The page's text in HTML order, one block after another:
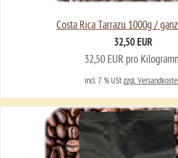
Costa Rica Tarrazu 1000g /
32,50 EUR
32,50 EUR pro
incl. 7 % UStzzgl.